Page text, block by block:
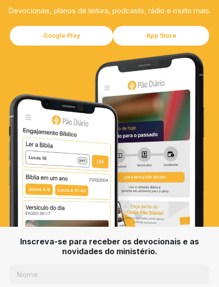
Devocionais, planos de leitura, podcasts, rádio e muito mais.
Google Play App Store
Inscreva-se para receber os devocionais e as
novidades do ministério.